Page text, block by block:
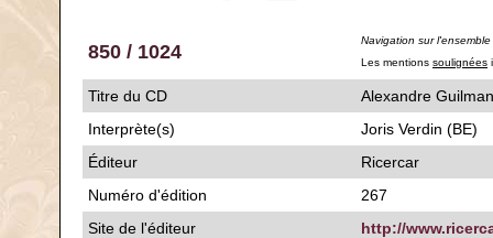
850 / 1024
Navigation sur
Les mentions soulignées
Titre du CD
Alexandre
Interprète(s)
Joris Verdin (BE)
Éditeur
Ricercar
Numéro d'édition
267
Site de l'éditeur
http://